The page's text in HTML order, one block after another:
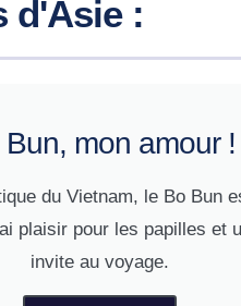
d'Asie :
Bun, mon amour !
du Vietnam, le Bo Bun
plaisir pour les papilles et
invite au voyage.